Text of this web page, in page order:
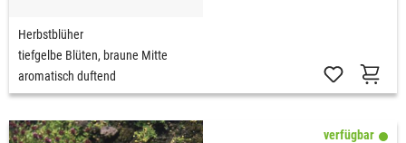
Herbstblüher
tiefgelbe Blüten, braune Mitte
aromatisch duftend
verfügbar